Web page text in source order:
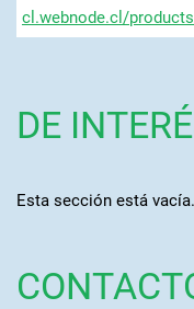
cl.webnode.cl/
DE
Esta sección está vacía.